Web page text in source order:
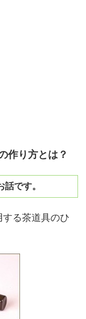
作り方とは？
です。
る茶道具のひ